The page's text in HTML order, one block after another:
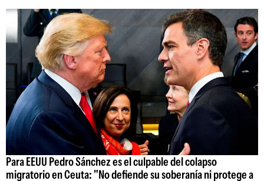
Para EEUU Pedro Sánchez es el culpable del colapso
migratorio en Ceuta: "No defiende su soberanía ni protege a